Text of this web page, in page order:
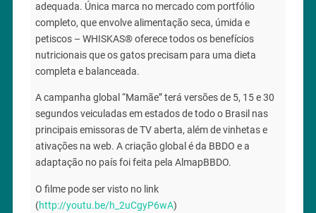
adequada. Única marca no mercado com portfólio
completo, que envolve alimentação seca, úmida e
petiscos – WHISKAS® oferece todos os benefícios
nutricionais que os gatos precisam para uma dieta
completa e balanceada.
A campanha global “Mamãe” terá versões de 5, 15 e 30
segundos veiculadas em estados de todo o Brasil nas
principais emissoras de TV aberta, além de vinhetas e
ativações na web. A criação global é da BBDO e a
adaptação no país foi feita pela AlmapBBDO.
O filme pode ser visto no link
(http://youtu.be/h_2uCgyP6wA)